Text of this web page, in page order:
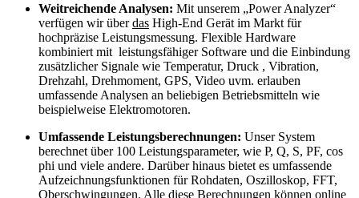
Weitreichende Analysen: Mit unserem „Power Analyzer“
verfügen wir überdas High-End Gerät im Markt für
hochpräzise Leistungsmessung. Flexible Hardware
kombiniert mit leistungsfähiger Software und die Einbindung
zusätzlicher Signale wie Temperatur, Druck , Vibration,
Drehzahl, Drehmoment, GPS, Video uvm. erlauben
umfassende Analysen an beliebigen Betriebsmitteln wie
beispielweise Elektromotoren.
Umfassende Leistungsberechnungen: Unser System
berechnet über 100 Leistungsparameter, wie P, Q, S, PF, cos
phi und viele andere. Darüber hinaus bietet es umfassende
Aufzeichnungsfunktionen für Rohdaten, Oszilloskop, FFT,
Oberschwingungen. Alle diese Berechnungen können online